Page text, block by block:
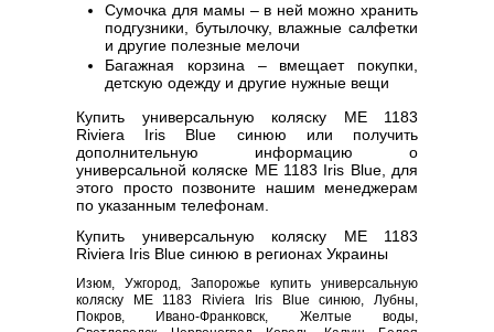
Сумочка для мамы – в ней можно хранить
подгузники, бутылочку, влажные салфетки
и другие полезные мелочи
Багажная корзина – вмещает покупки,
детскую одежду и другие нужные вещи
Купить универсальную коляску ME 1183
Riviera Iris Blue синюю или получить
дополнительную информацию о
универсальной коляске ME 1183 Iris Blue, для
этого просто позвоните нашим менеджерам
по указанным телефонам.
Купить универсальную коляску ME 1183
Riviera Iris Blue синюю в регионах Украины
Изюм, Ужгород, Запорожье купить универсальную
коляску ME 1183 Riviera Iris Blue синюю, Лубны,
Покров, Ивано-Франковск, Желтые воды,